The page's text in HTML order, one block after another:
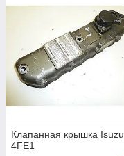
Клапанная крышка Isuzu
4FE1